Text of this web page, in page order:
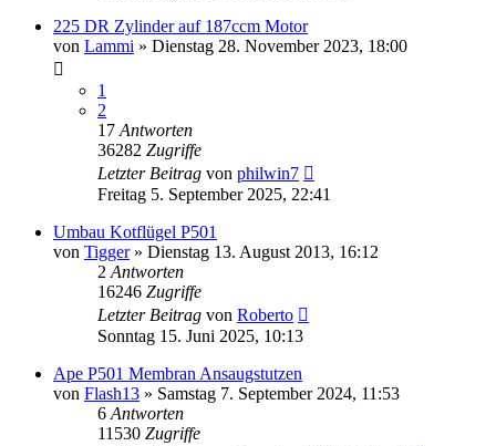
225 DR Zylinder auf 187ccm Motor
von Lammi » Dienstag 28. November 2023, 18:00
1
2
17 Antworten
36282 Zugriffe
Letzter Beitrag von philwin7
Freitag 5. September 2025, 22:41
Umbau Kotflügel P501
von Tigger» Dienstag 13. August 2013, 16:12
2 Antworten
16246 Zugriffe
Letzter Beitrag von Roberto
Sonntag 15. Juni 2025, 10:13
Ape P501 Membran Ansaugstutzen
von Flash13 » Samstag 7. September 2024, 11:53
6 Antworten
11530 Zugriffe